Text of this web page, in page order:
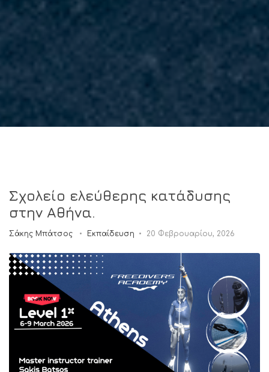
Σχολείο ελεύθερης κατάδυσης
στην Αθήνα.
Σάκης Μπάτσος Εκπαίδευση 20 Φεβρουαρίου, 2026